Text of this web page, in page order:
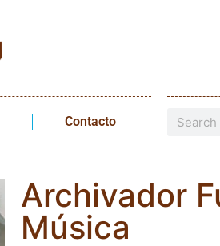
Contacto
Archivador
Música